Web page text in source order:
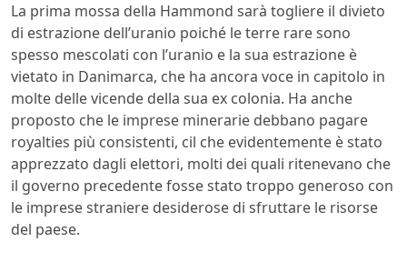
La prima mossa della Hammond sarà togliere il divieto
di estrazione dell’uranio poiché le terre rare sono
spesso mescolati con l’uranio e la sua estrazione è
vietato in Danimarca, che ha ancora voce in capitolo in
molte delle vicende della sua ex colonia. Ha anche
proposto che le imprese minerarie debbano pagare
royalties più consistenti, cil che evidentemente è stato
apprezzato dagli elettori, molti dei quali ritenevano che
il governo precedente fosse stato troppo generoso con
le imprese straniere desiderose di sfruttare le risorse
del paese.